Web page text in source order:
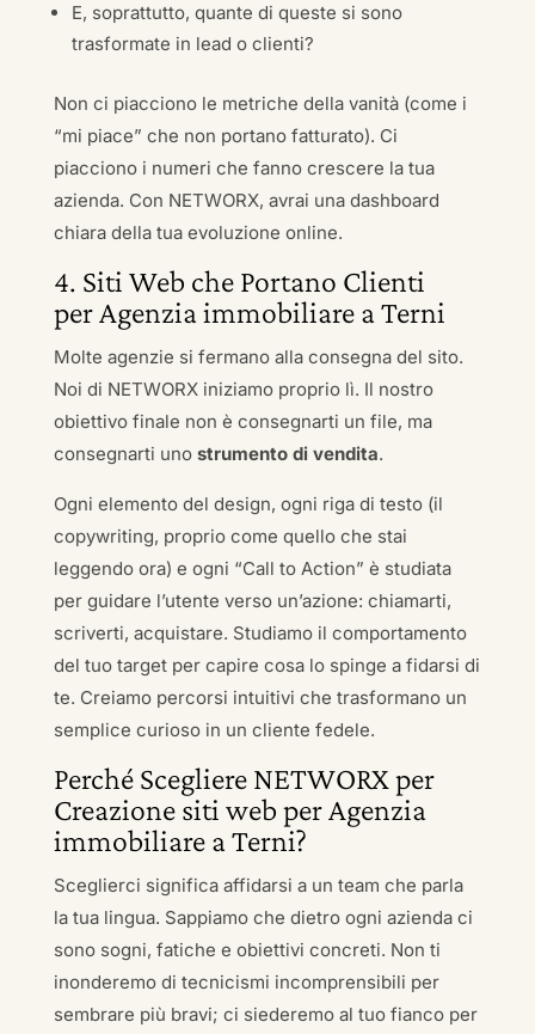
E, soprattutto, quante di queste si sono
trasformate in lead o clienti?
Non ci piacciono le metriche della vanità (come i
“mi piace” che non portano fatturato). Ci
piacciono i numeri che fanno crescere la tua
azienda. Con NETWORX, avrai una dashboard
chiara della tua evoluzione online.
4. Siti Web che Portano Clienti
per Agenzia immobiliare a Terni
Molte agenzie si fermano alla consegna del sito.
Noi di NETWORX iniziamo proprio lì. Il nostro
obiettivo finale non è consegnarti un file, ma
consegnarti uno strumento di vendita.
Ogni elemento del design, ogni riga di testo (il
copywriting, proprio come quello che stai
leggendo ora) e ogni “Call to Action” è studiata
per guidare l’utente verso un’azione: chiamarti,
scriverti, acquistare. Studiamo il comportamento
del tuo target per capire cosa lo spinge a fidarsi di
te. Creiamo percorsi intuitivi che trasformano un
semplice curioso in un cliente fedele.
Perché Scegliere NETWORX per
Creazione siti web per Agenzia
immobiliare a Terni?
Sceglierci significa affidarsi a un team che parla
la tua lingua. Sappiamo che dietro ogni azienda ci
sono sogni, fatiche e obiettivi concreti. Non ti
inonderemo di tecnicismi incomprensibili per
sembrare più bravi; ci siederemo al tuo fianco per